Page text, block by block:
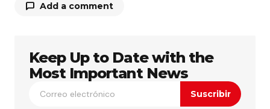
Add a comment
Tu dirección de correo electrónico no será
publicada. Los campos obligatorios están
marcados con *
Keep Up to Date with the
Most Important News
Suscribir